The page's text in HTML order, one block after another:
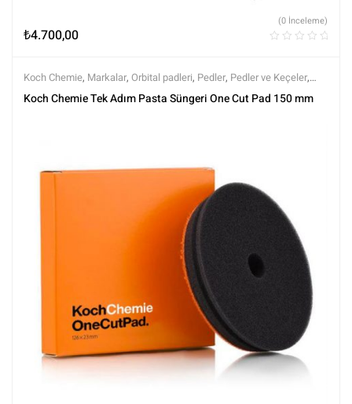
₺4.700,00
(0 İnceleme)
Koch Chemie, Markalar, Orbital padleri, Pedler, Pedler ve Keçeler,
Polisaj,Polisaj ve Parlatma,Tüm Ürünler, Tüm Ürünler
Koch Chemie Tek Adım Pasta Süngeri One Cut Pad 150 mm